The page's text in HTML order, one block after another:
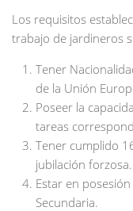
Los requisitos
trabajo de jardineros
Tener
de la Unión
Poseer la
tareas
Tener cumplido
jubilación forzosa.
Estar en
Secundaria.